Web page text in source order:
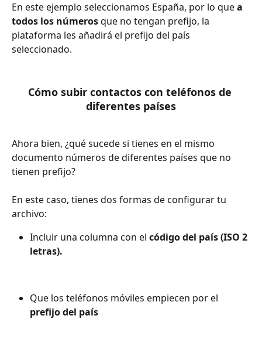
En este ejemplo seleccionamos España, por lo que a
todos los números que no tengan prefijo, la
plataforma les añadirá el prefijo del país
seleccionado.
Cómo subir contactos con teléfonos de
diferentes países
Ahora bien, ¿qué sucede si tienes en el mismo
documento números de diferentes países que no
tienen prefijo?
En este caso, tienes dos formas de configurar tu
archivo:
Incluir una columna con el código del país (ISO 2
letras).
Que los teléfonos móviles empiecen por el
prefijo del país